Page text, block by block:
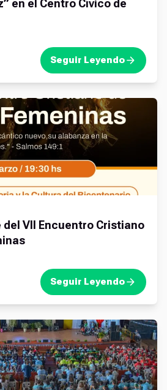
en el Centro Cívico de
Seguir Leyendo
del VII Encuentro Cristiano
Seguir Leyendo